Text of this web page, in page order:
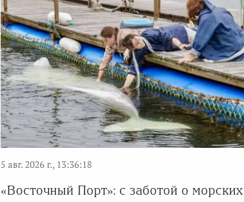
5 авг. 2026 г., 13:36:18
«Восточный Порт»: с заботой о морских